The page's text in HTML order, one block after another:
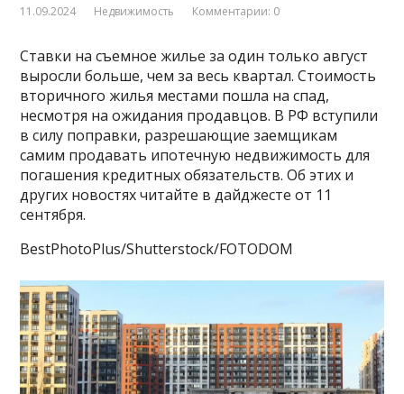
11.09.2024 Недвижимость Комментарии: 0
Ставки на съемное жилье за один только август
выросли больше, чем за весь квартал. Стоимость
вторичного жилья местами пошла на спад,
несмотря на ожидания продавцов. В РФ вступили
в силу поправки, разрешающие заемщикам
самим продавать ипотечную недвижимость для
погашения кредитных обязательств. Об этих и
других новостях читайте в дайджесте от 11
сентября.
BestPhotoPlus/Shutterstock/FOTODOM